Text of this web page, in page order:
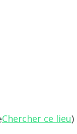
Chercher ce lieu)